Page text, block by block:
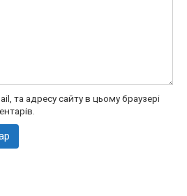
та адресу сайту в цьому браузері